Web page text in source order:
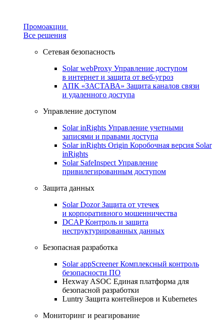
Промоакции
Все решения
Сетевая безопасность
Solar webProxy Управление доступом
в интернет и защита от веб-угроз
АПК «ЗАСТАВА» Защита каналов связи
и удаленного доступа
Управление доступом
Solar inRights Управление учетными
записями и правами доступа
Solar inRights Origin Коробочная версия Solar
inRights
Solar SafeInspect Управление
привилегированным доступом
Защита данных
Solar DozorЗащита от утечек
и корпоративного мошенничества
DCAPКонтроль и защита
неструктурированных данных
Безопасная разработка
Solar appScreenerКомплексный контроль
безопасности ПО
Hexway ASOC Единая платформа для
безопасной разработки
Luntry Защита контейнеров и Kubernetes
Мониторинг и реагирование